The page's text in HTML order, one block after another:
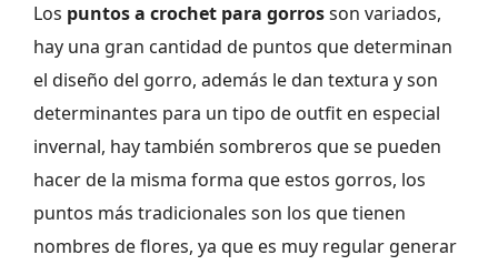
Los puntos a crochet para gorrosson variados,
hay una gran cantidad de puntos que determinan
el diseño del gorro, además le dan textura y son
determinantes para un tipo de outfit en especial
invernal, hay también sombreros que se pueden
hacer de la misma forma que estos gorros, los
puntos más tradicionales son los que tienen
nombres de flores, ya que es muy regular generar